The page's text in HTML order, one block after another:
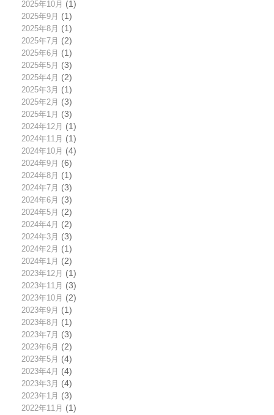
2025年10月 (1)
2025年9月 (1)
2025年8月 (1)
2025年7月 (2)
2025年6月 (1)
2025年5月 (3)
2025年4月 (2)
2025年3月 (1)
2025年2月 (3)
2025年1月 (3)
2024年12月 (1)
2024年11月 (1)
2024年10月 (4)
2024年9月 (6)
2024年8月 (1)
2024年7月 (3)
2024年6月 (3)
2024年5月 (2)
2024年4月 (2)
2024年3月 (3)
2024年2月 (1)
2024年1月 (2)
2023年12月 (1)
2023年11月 (3)
2023年10月 (2)
2023年9月 (1)
2023年8月 (1)
2023年7月 (3)
2023年6月 (2)
2023年5月 (4)
2023年4月 (4)
2023年3月 (4)
2023年1月 (3)
2022年11月 (1)